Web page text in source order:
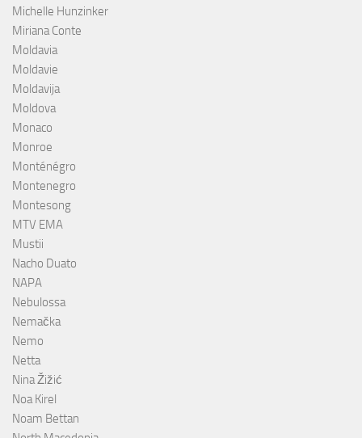
Michelle Hunzinker
Miriana Conte
Moldavia
Moldavie
Moldavija
Moldova
Monaco
Monroe
Monténégro
Montenegro
Montesong
MTV EMA
Mustii
Nacho Duato
NAPA
Nebulossa
Nemačka
Nemo
Netta
Nina Žižić
Noa Kirel
Noam Bettan